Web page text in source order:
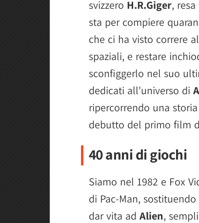
svizzero H.R.Giger,
sta per compiere
che ci ha visto correre
spaziali, e restare
sconfiggerlo nel suo
dedicati all'universo di
ripercorrendo una
debutto del primo film
40 anni di giochi
Siamo nel 1982 e Fox
di Pac-Man,
dar vita ad Alien,